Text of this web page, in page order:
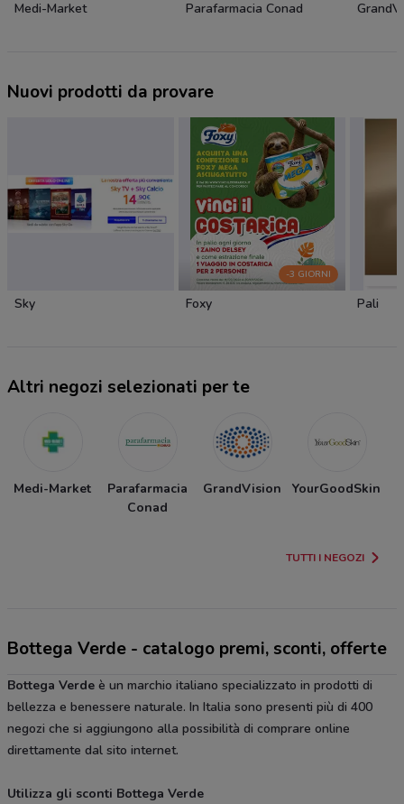
Medi-Market Parafarmacia Conad
Nuovi prodotti da provare
Sky
-3 GIORNI
Foxy Pali
Altri negozi selezionati per te
Medi-Market
Parafarmacia
Conad
GrandVision YourGoodSkin
TUTTI I NEGOZI
Bottega Verde - catalogo premi, sconti, offerte
Bottega Verde è un marchio italiano specializzato in prodotti di
bellezza e benessere naturale. In Italia sono presenti più di 400
negozi che si aggiungono alla possibilità di comprare online
direttamente dal sito internet.
Utilizza gli sconti Bottega Verde